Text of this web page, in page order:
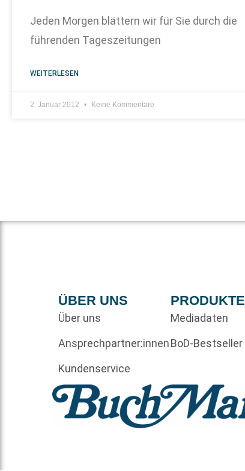
Jeden Morgen blättern wir für Sie durch die
führenden Tageszeitungen
WEITERLESEN
2. Januar 2012 Keine Kommentare
ÜBER UNS
Über uns
Ansprechpartner:innen
Kundenservice
PRODUKTE
Mediadaten
BoD-Bestseller